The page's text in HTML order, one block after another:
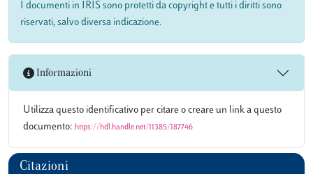
I documenti in IRIS sono protetti da copyright e tutti i diritti sono
riservati, salvo diversa indicazione.
Informazioni
Utilizza questo identificativo per citare o creare un link a questo
documento: https://hdl.handle.net/11385/187746
Citazioni